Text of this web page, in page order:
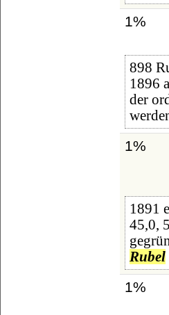
1%
898
1896
der
1%
1891
45,0,
Rubel
1%